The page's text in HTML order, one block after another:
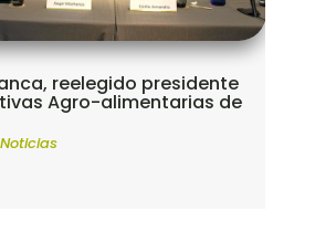
reelegido presidente
Agro-alimentarias de
Noticias